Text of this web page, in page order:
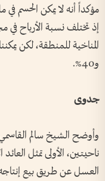
مؤكداً أنه لا يمكن الحسم
إذ تختلف نسبة الأرباح في
و40%.
جدوى
وأوضح الشيخ سالم
ناحيتين، الأولى تمثل
العسل عن طريق بيع